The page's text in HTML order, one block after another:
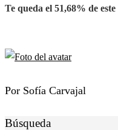
Te queda el 51,68% de
Por Sofía Carvajal
Búsqueda